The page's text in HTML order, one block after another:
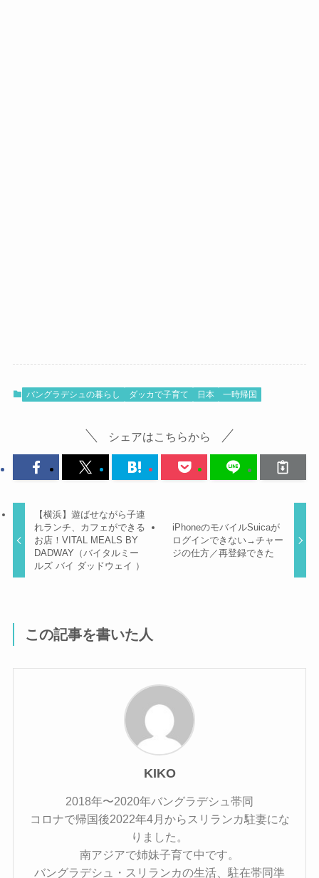
バングラデシュの暮らし ダッカで子育て 日本 一時帰国
シェアはこちらから
【横浜】遊ばせながら子連
れランチ、カフェができる
お店！VITAL MEALS BY
DADWAY（バイタルミー
ルズ バイ ダッドウェイ ）
iPhoneのモバイルSuicaが
ログインできない→チャー
ジの仕方／再登録できた
この記事を書いた人
KIKO
2018年〜2020年バングラデシュ帯同
コロナで帰国後2022年4月からスリランカ駐妻にな
りました。
南アジアで姉妹子育て中です。
バングラデシュ・スリランカの生活、駐在帯同準